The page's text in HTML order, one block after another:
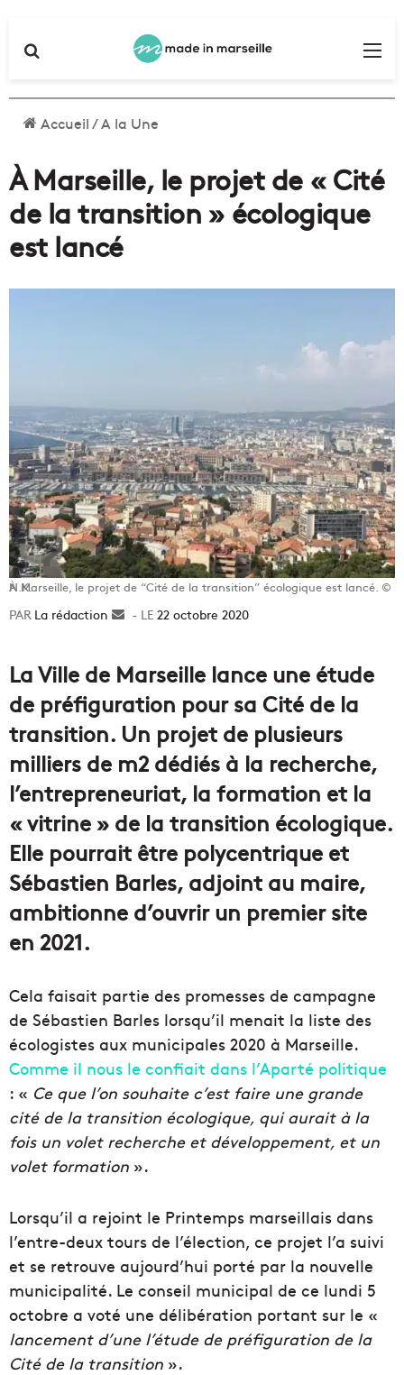
Accueil/A la Une
À Marseille, le projet de « Cité
de la transition » écologique
est lancé
À Marseille, le projet de “Cité de la transition” écologique est lancé. © N.K.
La rédaction
Envoyer22 octobre 2020
La Ville de Marseille lance une étude
de préfiguration pour sa Cité de la
transition. Un projet de plusieurs
milliers de m2 dédiés à la recherche,
l’entrepreneuriat, la formation et la
« vitrine » de la transition écologique.
Elle pourrait être polycentrique et
Sébastien Barles, adjoint au maire,
ambitionne d’ouvrir un premier site
en 2021.
Cela faisait partie des promesses de campagne
de Sébastien Barles lorsqu’il menait la liste des
écologistes aux municipales 2020 à Marseille.
Comme il nous le confiait dans l’Aparté politique
: « Ce que l’on souhaite c’est faire une grande
cité de la transition écologique, qui aurait à la
fois un volet recherche et développement, et un
volet formation ».
Lorsqu’il a rejoint le Printemps marseillais dans
l’entre-deux tours de l’élection, ce projet l’a suivi
et se retrouve aujourd’hui porté par la nouvelle
municipalité. Le conseil municipal de ce lundi 5
octobre a voté une délibération portant sur le «
lancement d’une l’étude de préfiguration de la
Cité de la transition ».